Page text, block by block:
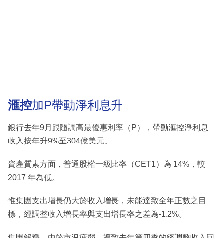
滙控加P帶動淨利息升
銀行去年9月跟隨調高最優惠利率（P），帶動滙控淨利息
收入按年升9%至304億美元。
資產質素方面，普通股權一級比率（CET1）為 14%，較
2017 年為低。
惟集團支出增長仍大於收入增長，未能達致全年正數之目
標，經調整收入增長率與支出增長率之差為-1.2%。